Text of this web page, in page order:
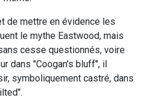
de mettre en évidence les
le mythe Eastwood, mais
cesse questionnés, voire
dans "Coogan’s bluff", il
symboliquement castré, dans